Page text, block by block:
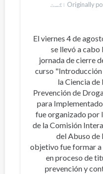
Originally 19 اګست
El viernes 4 de
se llevó a cabo
jornada de cierre
curso "Introducción
la Ciencia de
Prevención de
para
fue organizado por
de la Comisión
del Abuso de
objetivo fue formar
en proceso de
prevención y